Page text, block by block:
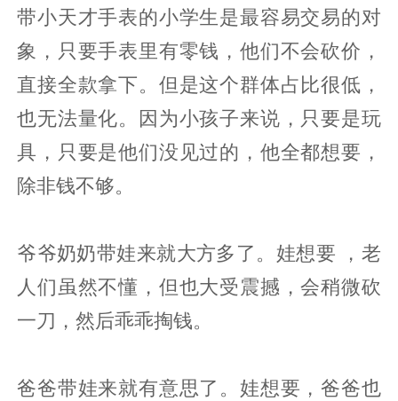
带小天才手表的小学生是最容易交易的对
象，只要手表里有零钱，他们不会砍价，
直接全款拿下。但是这个群体占比很低，
也无法量化。因为小孩子来说，只要是玩
具，只要是他们没见过的，他全都想要，
除非钱不够。
爷爷奶奶带娃来就大方多了。娃想要 ，老
人们虽然不懂，但也大受震撼，会稍微砍
一刀，然后乖乖掏钱。
爸爸带娃来就有意思了。娃想要，爸爸也